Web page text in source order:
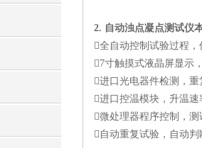
2. 自动浊点凝点测试仪
全自动控制试验过程
7寸触摸式液晶屏显示
进口光电器件检测，
进口控温模块，升温速
微处理器程序控制，
 自动重复试验，自动